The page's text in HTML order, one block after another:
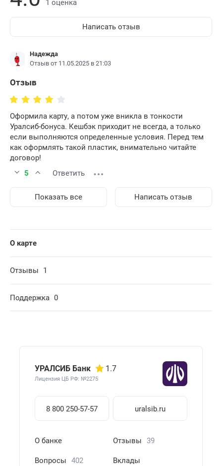
1 оценка
Написать отзыв
Надежда
Отзыв от 11.05.2025 в 21:03
Отзыв
Оформила карту, а потом уже вникла в тонкости
Уралсиб-бонуса. Кешбэк приходит не всегда, а только
если выполняются определенные условия. Перед тем
как оформлять такой пластик, внимательно читайте
договор!
5
Ответить
Показать все Написать отзыв
О карте
Отзывы 1
Поддержка 0
УРАЛСИБ Банк 1.7
Лицензия ЦБ РФ: №2275
8 800 250-57-57 uralsib.ru
О банке Отзывы 39
Вопросы 402 Вклады